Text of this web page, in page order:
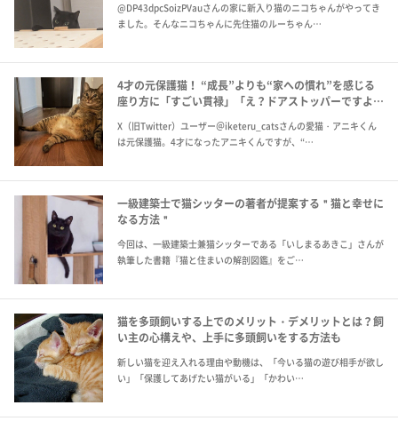
@DP43dpcSoizPVauさんの家に新入り猫のニコちゃんがやってき
ました。そんなニコちゃんに先住猫のルーちゃん…
4才の元保護猫！ “成長”よりも“家への慣れ”を感じる
座り方に「すごい貫禄」「え？ドアストッパーですよ」
X（旧Twitter）ユーザー＠iketeru_catsさんの愛猫・アニキくん
は元保護猫。4才になったアニキくんですが、“…
一級建築士で猫シッターの著者が提案する＂猫と幸せに
なる方法＂
今回は、一級建築士兼猫シッターである「いしまるあきこ」さんが
執筆した書籍『猫と住まいの解剖図鑑』をご…
猫を多頭飼いする上でのメリット・デメリットとは？飼
い主の心構えや、上手に多頭飼いをする方法も
新しい猫を迎え入れる理由や動機は、「今いる猫の遊び相手が欲し
い」「保護してあげたい猫がいる」「かわい…